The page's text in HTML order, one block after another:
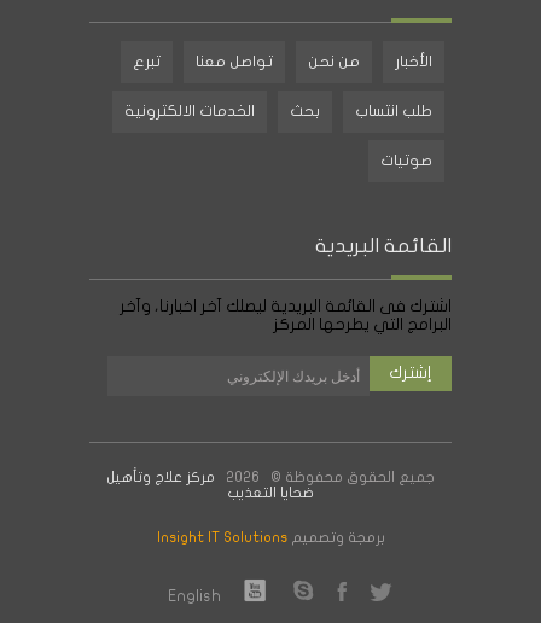
الأخبار من نحن تواصل معنا تبرع
طلب انتساب بحث الخدمات الالكترونية
صوتيات
القائمة البريدية
اشترك فى القائمة البريدية ليصلك آخر اخبارنا، وآخر
البرامج التي يطرحها المركز
جميع الحقوق محفوظة © 2026
مركز علاج وتأهيل
ضحايا التعذيب
برمجة وتصميمInsight IT Solutions
English